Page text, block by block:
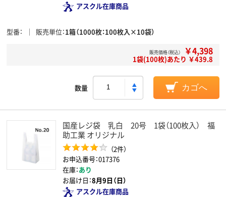
アスクル在庫商品
型番 販売単位 1箱（1000枚：100枚入×10袋）
販売価格（税込） ￥4,398
1袋(100枚)あたり ￥439.8
数量 カゴへ
国産レジ袋 乳白 20号 1袋（100枚入） 福
助工業 オリジナル
（2件）
お申込番号：017376
在庫：あり
お届け日：8月9日（日）
アスクル在庫商品